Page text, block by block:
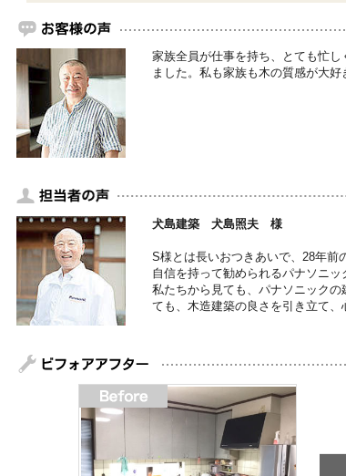
家族全員が仕事を持ち、とても忙
ました。私も家族も木の質感が大
犬島建築 犬島照夫 様
S様とは長いおつきあいで、28年前
自信を持って勧められるパナソニ
私たちから見ても、パナソニック
ても、木造建築の良さを引き立て、